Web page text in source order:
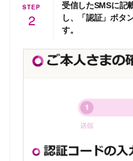
STEP
2
受信したSMSに記
し、「認証」ボタ
す。